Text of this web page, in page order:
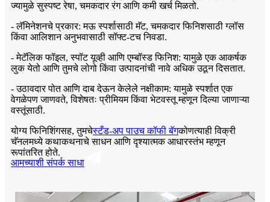
ज्यामुळे सुस्पष्ट रेषा, चमकदार रंग आणि कमी खर्च मिळतो.
- लॅमिनेशनचे प्रकार: मऊ स्पर्शासाठी मॅट, चमकदार फिनिशसाठी ग्लॉस
किंवा आलिशान अनुभवासाठी सॉफ्ट-टच निवडा.
- मेटॅलिक फॉइल, स्पॉट यूव्ही आणि एम्बॉस्ड फिनिश: यामुळे एक आकर्षक
लुक येतो आणि तुमचे लोगो किंवा उत्पादनांची नावे अधिक उठून दिसतात.
- उठावदार पोत आणि दाब देऊन केलेले नक्षीकाम: यामुळे स्पर्शात एक
वेगळेपण जाणवते, विशेषतः प्रीमियम किंवा भेटवस्तू म्हणून दिल्या जाणाऱ्या
वस्तूंसाठी.
योग्य फिनिशिंगसह, तुमचेस्टँड-अप पाउच कॉफी बॅगकोणत्याही विक्री
चॅनलमध्ये कथाकथनाचे साधन आणि दृश्यात्मक आधारस्तंभ म्हणून
रूपांतरित होते.
आमच्याशी संपर्क साधा